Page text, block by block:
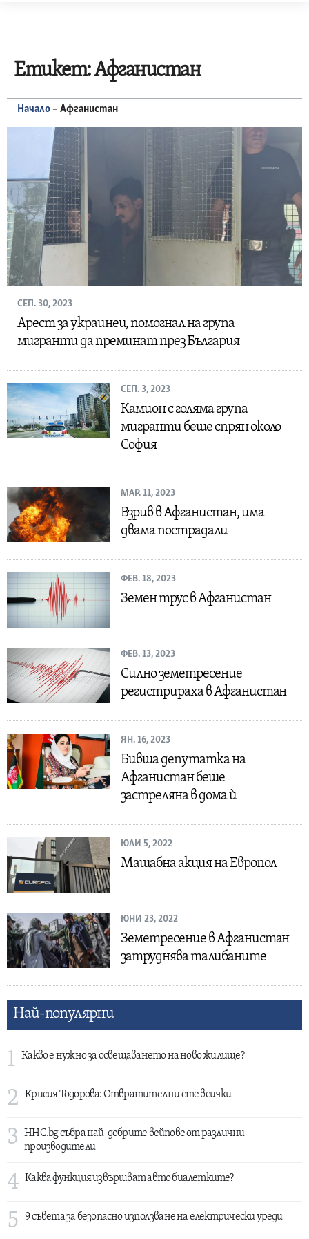
Етикет:Афганистан
Начало – Афганистан
СЕП. 30, 2023
Арест за украинец, помогнал на група
мигранти да преминат през България
СЕП. 3, 2023
Камион с голяма група
мигранти беше спрян около
София
МАР. 11, 2023
Взрив в Афганистан, има
двама пострадали
ФЕВ. 18, 2023
Земен трус в Афганистан
ФЕВ. 13, 2023
Силно земетресение
регистрираха в Афганистан
ЯН. 16, 2023
Бивша депутатка на
Афганистан беше
застреляна в дома ѝ
ЮЛИ 5, 2022
Мащабна акция на Европол
ЮНИ 23, 2022
Земетресение в Афганистан
затруднява талибаните
Най-популярни
1 Какво е нужно за освещаването на ново жилище?
2 Крисия Тодорова: Отвратителни сте всички
3
HHC.bg събра най-добрите вейпове от различни
производители
4 Каква функция извършват авто биалетките?
5 9 съвета за безопасно използване на електрически уреди